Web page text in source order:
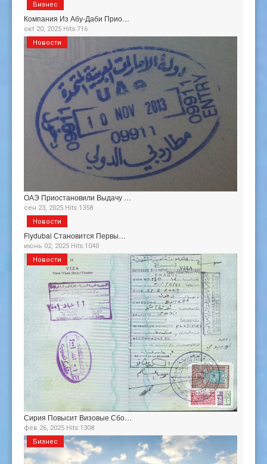
Компания Из Абу-Даби Прио…
окт 20, 2025 Hits:716
Бизнес
ОАЭ Приостановили Выдачу …
сен 23, 2025 Hits:1358
Новости
Flydubai Становится Первы…
июнь 02, 2025 Hits:1040
Новости
Сирия Повысит Визовые Сбо…
фев 26, 2025 Hits:1308
Новости
Бизнес